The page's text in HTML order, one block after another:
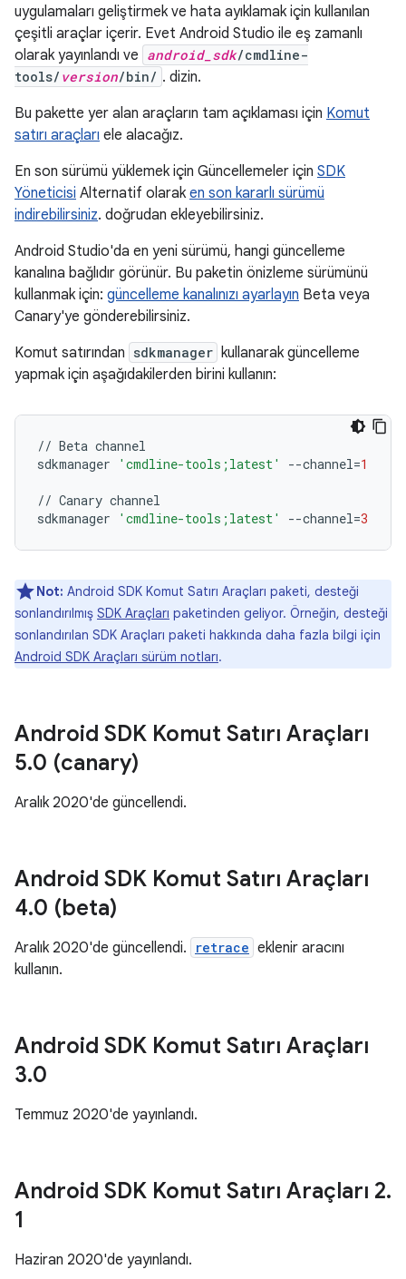
uygulamaları geliştirmek ve hata ayıklamak için kullanılan
çeşitli araçlar içerir. Evet Android Studio ile eş zamanlı
olarak yayınlandı ve android_sdk/cmdline-
tools/ version/bin/ . dizin.
Bu pakette yer alan araçların tam açıklaması için Komut
satırı araçları ele alacağız.
En son sürümü yüklemek için Güncellemeler için SDK
Yöneticisi Alternatif olarak en son kararlı sürümü
indirebilirsiniz. doğrudan ekleyebilirsiniz.
Android Studio'da en yeni sürümü, hangi güncelleme
kanalına bağlıdır görünür. Bu paketin önizleme sürümünü
kullanmak için: güncelleme kanalınızı ayarlayın Beta veya
Canary'ye gönderebilirsiniz.
Komut satırından sdkmanager kullanarak güncelleme
yapmak için aşağıdakilerden birini kullanın:
// Beta channel
sdkmanager
'cmdline-tools;latest' --channel=1
// Canary channel
sdkmanager
'cmdline-tools;latest' --channel=3
Not: Android SDK Komut Satırı Araçları paketi, desteği
sonlandırılmış SDK Araçları paketinden geliyor. Örneğin, desteği
sonlandırılan SDK Araçları paketi hakkında daha fazla bilgi için
Android SDK Araçları sürüm notları.
Android SDK Komut Satırı Araçları
5.0 (canary)
Aralık 2020'de güncellendi.
Android SDK Komut Satırı Araçları
4.0 (beta)
Aralık 2020'de güncellendi. retrace eklenir aracını
kullanın.
Android SDK Komut Satırı Araçları
3.0
Temmuz 2020'de yayınlandı.
Android SDK Komut Satırı Araçları 2.
1
Haziran 2020'de yayınlandı.